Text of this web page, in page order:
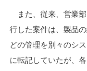
また、従来、営業
行した案件は、製品
どの管理を別々のシ
に転記していたが、